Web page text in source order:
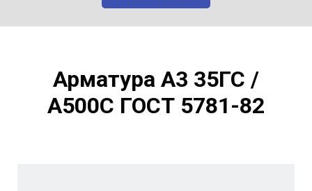
Арматура А3 35ГС /
А500С ГОСТ 5781-82